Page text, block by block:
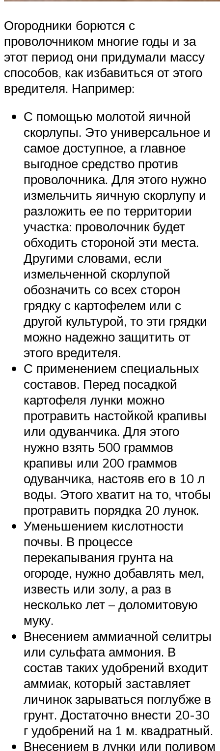
Огородники борются с
проволочником многие годы и за
этот период они придумали массу
способов, как избавиться от этого
вредителя. Например:
С помощью молотой яичной
скорлупы. Это универсальное и
самое доступное, а главное
выгодное средство против
проволочника. Для этого нужно
измельчить яичную скорлупу и
разложить ее по территории
участка: проволочник будет
обходить стороной эти места.
Другими словами, если
измельченной скорлупой
обозначить со всех сторон
грядку с картофелем или с
другой культурой, то эти грядки
можно надежно защитить от
этого вредителя.
С применением специальных
составов. Перед посадкой
картофеля лунки можно
протравить настойкой крапивы
или одуванчика. Для этого
нужно взять 500 граммов
крапивы или 200 граммов
одуванчика, настояв его в 10 л
воды. Этого хватит на то, чтобы
протравить порядка 20 лунок.
Уменьшением кислотности
почвы. В процессе
перекапывания грунта на
огороде, нужно добавлять мел,
известь или золу, а раз в
несколько лет – доломитовую
муку.
Внесением аммиачной селитры
или сульфата аммония. В
состав таких удобрений входит
аммиак, который заставляет
личинок зарываться поглубже в
грунт. Достаточно внести 20-30
г удобрений на 1 м. квадратный.
Внесением в лунки или поливом